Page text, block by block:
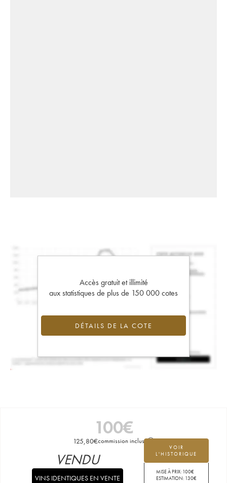
Accès gratuit et illimité
aux statistiques de plus de 150 000 cotes
DÉTAILS DE LA COTE
100€
125,80€commission incluse
VOIR
L'HISTORIQUE
MISE À PRIX: 100€
ESTIMATION: 130€
VENDU
VINS IDENTIQUES EN VENTE